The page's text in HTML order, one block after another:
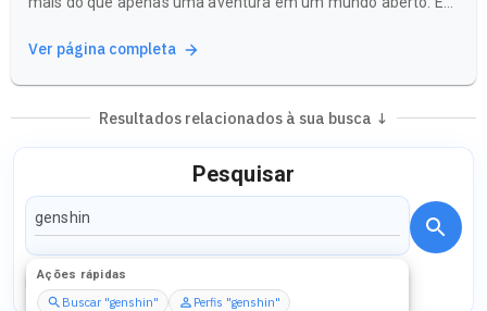
uma comunidade vibrante. Na Packzin, você pode explorar
Ver página completa
Resultados relacionados à sua busca ↓
Pesquisar
Ações rápidas
Buscar "genshin"
Perfis "genshin"
Perfis